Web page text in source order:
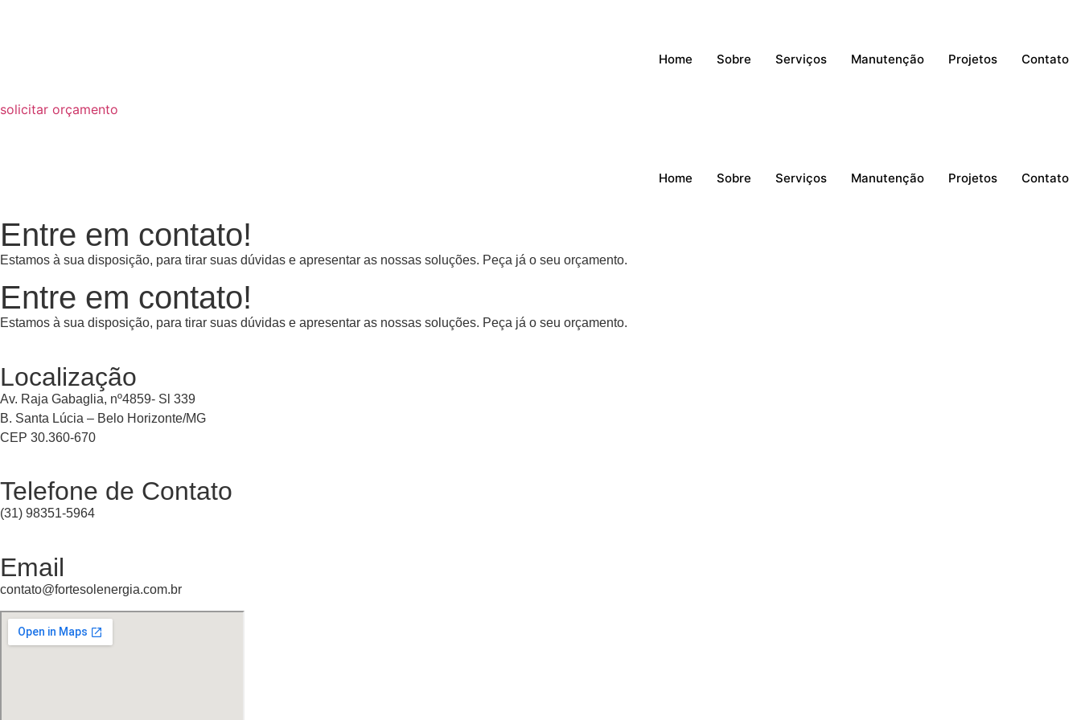
Home Sobre Serviços Manutenção Projetos Contato
solicitar orçamento
Home Sobre Serviços Manutenção Projetos Contato
Entre em contato!
Estamos à sua disposição, para tirar suas dúvidas e apresentar as nossas soluções. Peça já o seu orçamento.
Entre em contato!
Estamos à sua disposição, para tirar suas dúvidas e apresentar as nossas soluções. Peça já o seu orçamento.
Localização
Av. Raja Gabaglia, nº4859- Sl 339
B. Santa Lúcia – Belo Horizonte/MG
CEP 30.360-670
Telefone de Contato
(31) 98351-5964
Email
contato@fortesolenergia.com.br